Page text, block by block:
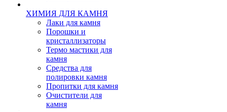
ХИМИЯ ДЛЯ КАМНЯ
Лаки для камня
Порошки и
кристаллизаторы
Термо мастики для
камня
Средства для
полировки камня
Пропитки для камня
Очистители для
камня